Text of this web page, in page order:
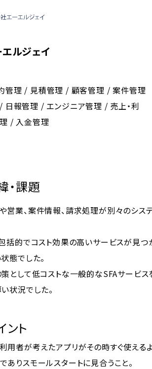
ルジェイ
管理 / 見積管理 / 顧客管理 / 案件管理
報管理 / エンジニア管理 / 売上・利
/ 入金管理
・課題
営業、案件情報、請求処理が別々のシス
的でコスト効果の高いサービスが見つ
態でした。
策として低コストな一般的なSFAサービ
状況でした。
ント
用者が考えたアプリがその時すぐ使える
ありスモールスタートに見合うこと。